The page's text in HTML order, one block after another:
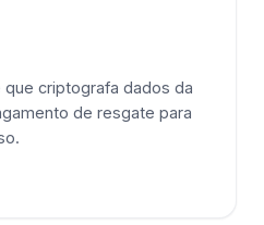
criptografa dados da
de resgate para